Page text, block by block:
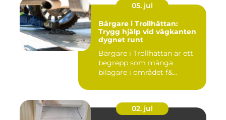
05. jul
Bärgare i Trollhättan:
Trygg hjälp vid vägkanten
dygnet runt
Bärgare i Trollhättan är ett
begrepp som många
bilägare i området f&...
02. jul